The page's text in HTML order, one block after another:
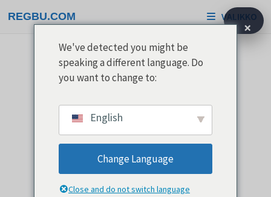
sisältöön
REGBU.COM VALIKKO
×
We've detected you might be
speaking a different language. Do
you want to change to:
English
Change Language
Close and do not switch language